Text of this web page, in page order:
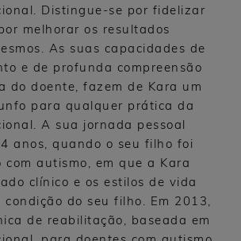
Distingue-se por fidelizar
melhorar os resultados
As suas capacidades de
e de profunda compreensão
do doente, fazem de Kara um
para qualquer prática da
A sua jornada pessoal
anos, quando o seu filho foi
com autismo, em que a Kara
clínico e os estilos de vida
condição do seu filho. Em 2013,
de reabilitação, baseada em